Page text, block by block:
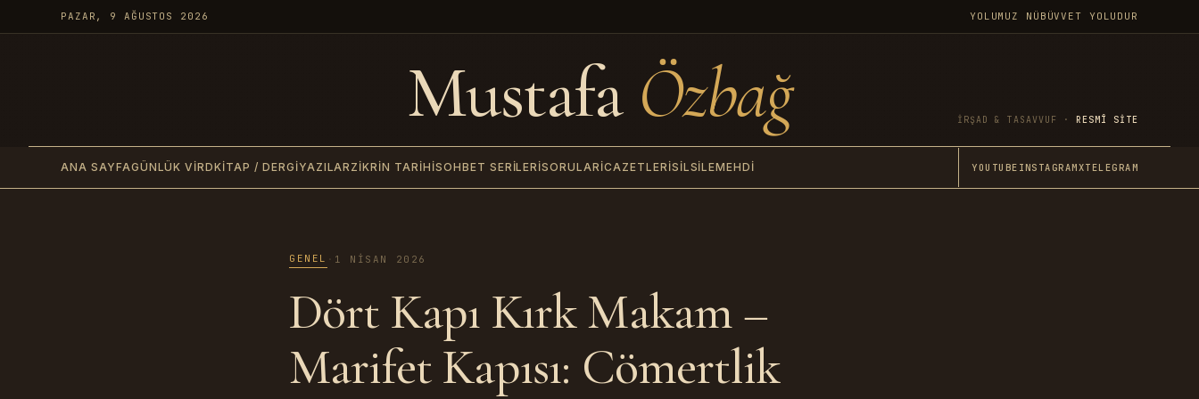
PAZAR, 9 AĞUSTOS 2026 YOLUMUZ NÜBÜVVET YOLUDUR
Mustafa Özbağ İRŞAD & TASAVVUF · RESMÎ SITE
ANA SAYFAGÜNLÜK VIRDKITAP / DERGIYAZILARZIKRIN TARIHISOHBET SERILERISORULARİCAZETLERISILSILEMEHDI YOUTUBE INSTAGRAMXTELEGRAM
GENEL · 1 NISAN 2026
Dört Kapı Kırk Makam –
Marifet Kapısı: Cömertlik